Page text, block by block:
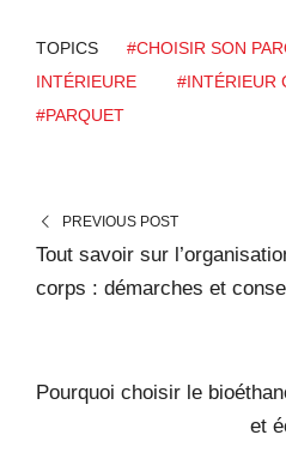
TOPICS #CHOISIR SON
INTÉRIEURE
#INTÉRIEUR
#PARQUET
PREVIOUS POST
Tout savoir sur
corps : démarches et
Pourquoi choisir le
et